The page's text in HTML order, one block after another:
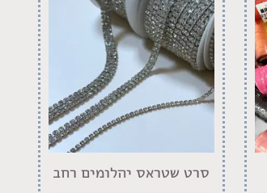
סרט שטראס יהלומים רחב